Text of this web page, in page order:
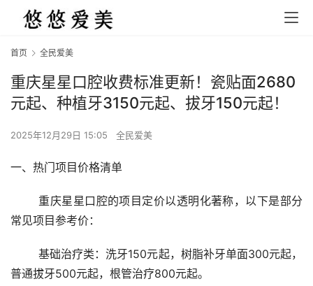
首页 全民爱美
重庆星星口腔收费标准更新！瓷贴面2680
元起、种植牙3150元起、拔牙150元起！
2025年12月29日 15:05 全民爱美
一、热门项目价格清单
常见项目参考价：
	基础治疗类：洗牙150元起，树脂补牙单面300元起，
普通拔牙500元起，根管治疗800元起。